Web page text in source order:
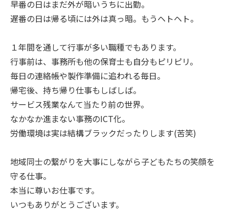
早番の日はまだ外が暗いうちに出勤。
遅番の日は帰る頃には外は真っ暗。もうヘトヘト。
１年間を通して行事が多い職種でもあります。
行事前は、事務所も他の保育士も自分もピリピリ。
毎日の連絡帳や製作準備に追われる毎日。
帰宅後、持ち帰り仕事もしばしば。
サービス残業なんて当たり前の世界。
なかなか進まない事務のICT化。
労働環境は実は結構ブラックだったりします(苦笑)
地域同士の繋がりを大事にしながら子どもたちの笑顔を
守る仕事。
本当に尊いお仕事です。
いつもありがとうございます。